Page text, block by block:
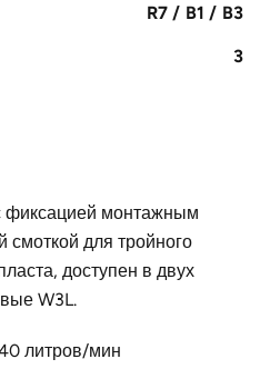
R7 / B1 / B3
3
фиксацией монтажным
для тройного
доступен в двух
W3L.
литров/мин